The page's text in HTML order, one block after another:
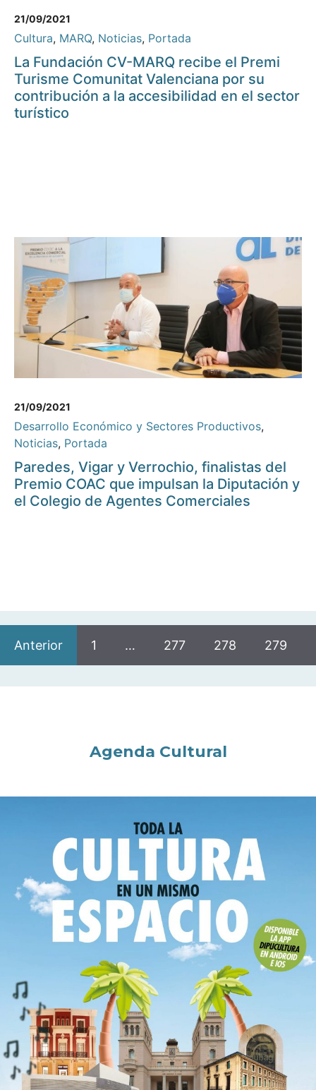
21/09/2021
Cultura, MARQ, Noticias, Portada
La Fundación CV-MARQ recibe el Premi
Turisme Comunitat Valenciana por su
contribución a la accesibilidad en el sector
turístico
21/09/2021
Desarrollo Económico y Sectores Productivos,
Noticias, Portada
Paredes, Vigar y Verrochio, finalistas del
Premio COAC que impulsan la Diputación y
el Colegio de Agentes Comerciales
Anterior 1 … 277 278 279
Agenda Cultural